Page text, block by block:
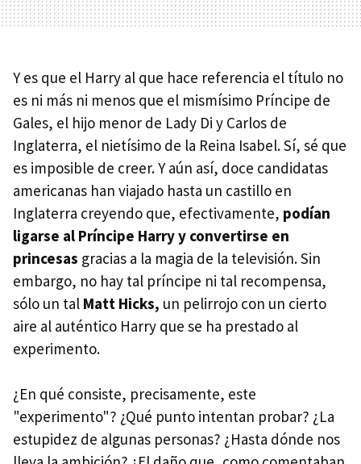
Y es que el Harry al que hace referencia el título no
es ni más ni menos que el mismísimo Príncipe de
Gales, el hijo menor de Lady Di y Carlos de
Inglaterra, el nietísimo de la Reina Isabel. Sí, sé que
es imposible de creer. Y aún así, doce candidatas
americanas han viajado hasta un castillo en
Inglaterra creyendo que, efectivamente, podían
ligarse al Príncipe Harry y convertirse en
princesas gracias a la magia de la televisión. Sin
embargo, no hay tal príncipe ni tal recompensa,
sólo un tal Matt Hicks, un pelirrojo con un cierto
aire al auténtico Harry que se ha prestado al
experimento.
¿En qué consiste, precisamente, este
"experimento"? ¿Qué punto intentan probar? ¿La
estupidez de algunas personas? ¿Hasta dónde nos